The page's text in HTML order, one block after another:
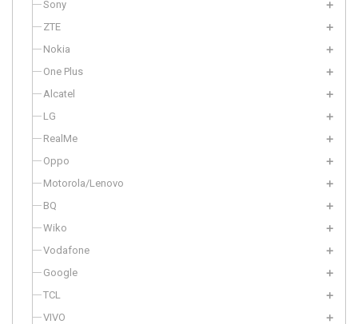
Sony
ZTE
Nokia
One Plus
Alcatel
LG
RealMe
Oppo
Motorola/Lenovo
BQ
Wiko
Vodafone
Google
TCL
VIVO